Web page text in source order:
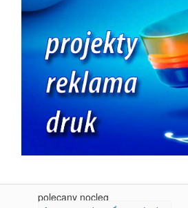
polecany nocleg